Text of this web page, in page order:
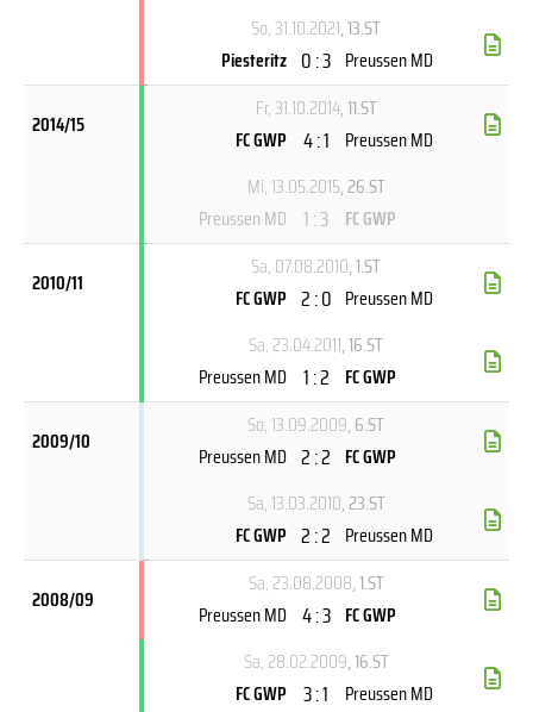
So, 31.10.2021, 13.ST
Piesteritz 0 : 3 Preussen MD
2014/15
Fr, 31.10.2014, 11.ST
FC GWP 4 : 1 Preussen MD
Mi, 13.05.2015, 26.ST
Preussen MD 1 : 3 FC GWP
2010/11
Sa, 07.08.2010, 1.ST
FC GWP 2 : 0 Preussen MD
Sa, 23.04.2011, 16.ST
Preussen MD 1 : 2 FC GWP
2009/10
So, 13.09.2009, 6.ST
Preussen MD 2 : 2 FC GWP
Sa, 13.03.2010, 23.ST
FC GWP 2 : 2 Preussen MD
2008/09
Sa, 23.08.2008, 1.ST
Preussen MD 4 : 3 FC GWP
Sa, 28.02.2009, 16.ST
FC GWP 3 : 1 Preussen MD